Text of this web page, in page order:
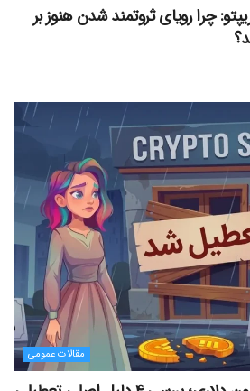
در کریپتو: چرا رویای ثروتمند شدن هنوز بر
مقالات عمومی